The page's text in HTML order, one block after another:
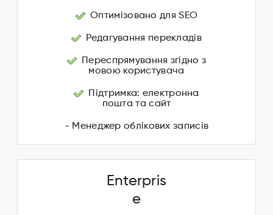
Оптимізовано для SEO
Редагування перекладів
Переспрямування згідно з
мовою користувача
Підтримка: електронна
пошта та сайт
- Менеджер облікових записів
Enterpris
e